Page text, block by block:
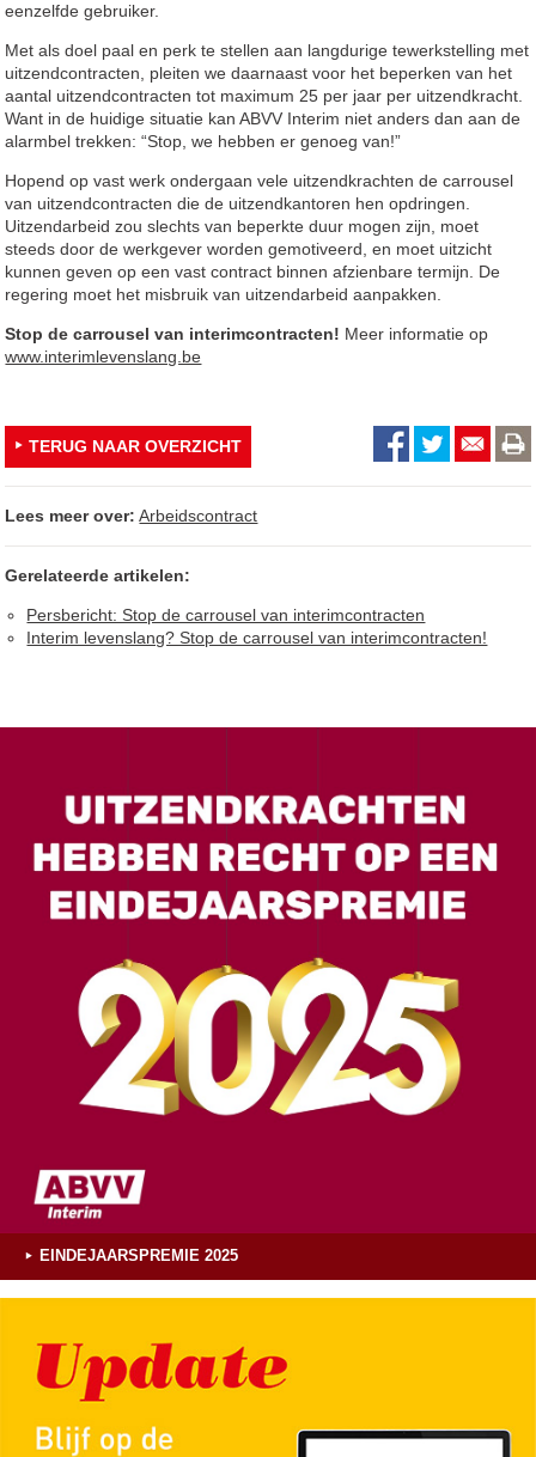
eenzelfde gebruiker.
Met als doel paal en perk te stellen aan langdurige tewerkstelling met
uitzendcontracten, pleiten we daarnaast voor het beperken van het
aantal uitzendcontracten tot maximum 25 per jaar per uitzendkracht.
Want in de huidige situatie kan ABVV Interim niet anders dan aan de
alarmbel trekken: “Stop, we hebben er genoeg van!”
Hopend op vast werk ondergaan vele uitzendkrachten de carrousel
van uitzendcontracten die de uitzendkantoren hen opdringen.
Uitzendarbeid zou slechts van beperkte duur mogen zijn, moet
steeds door de werkgever worden gemotiveerd, en moet uitzicht
kunnen geven op een vast contract binnen afzienbare termijn. De
regering moet het misbruik van uitzendarbeid aanpakken.
Stop de carrousel van interimcontracten! Meer informatie op
www.interimlevenslang.be
TERUG NAAR OVERZICHT
Lees meer over: Arbeidscontract
Gerelateerde artikelen:
Persbericht: Stop de carrousel van interimcontracten
Interim levenslang? Stop de carrousel van interimcontracten!
EINDEJAARSPREMIE 2025